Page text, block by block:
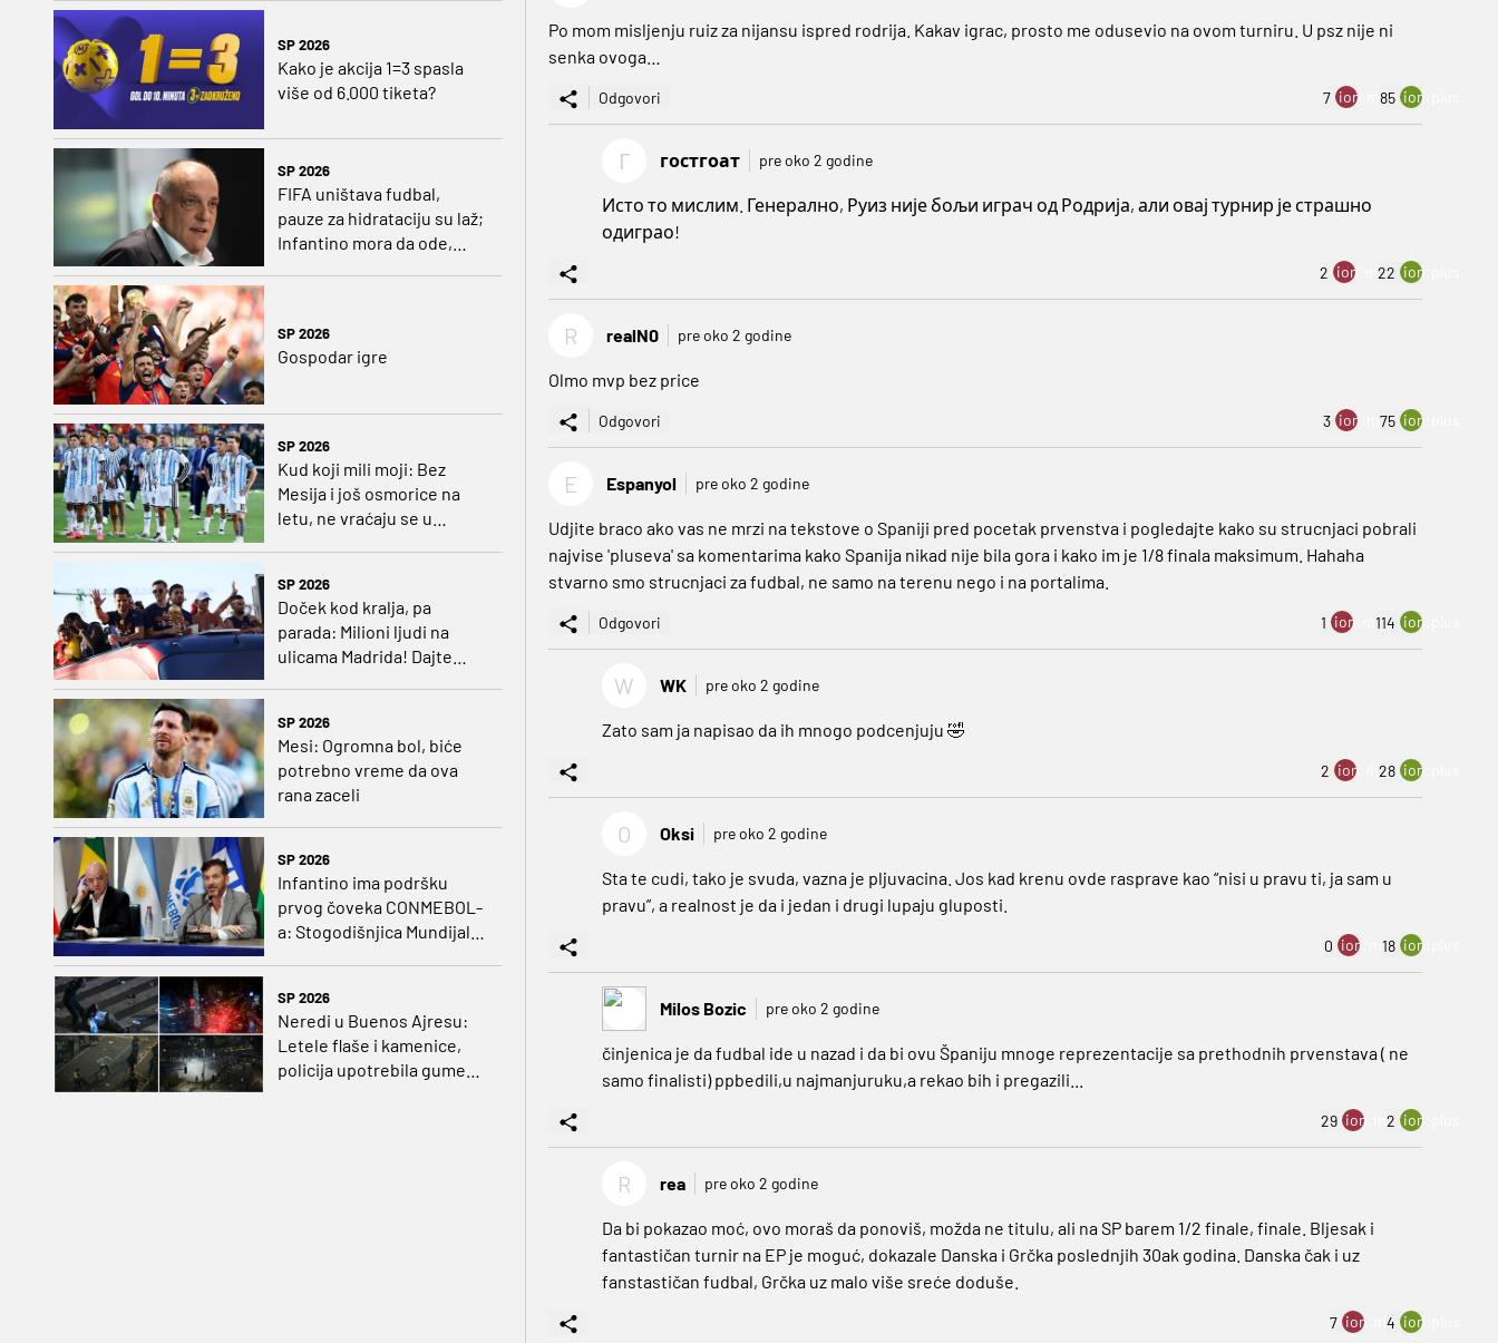
SP 2026
Kako je akcija 1=3 spasla
više od 6.000 tiketa?
SP 2026
FIFA uništava fudbal,
pauze za hidrataciju su laž;
Infantino mora da ode,
SP 2026
Gospodar igre
SP 2026
Kud koji mili moji: Bez
Mesija i još osmorice na
letu, ne vraćaju se u
SP 2026
Doček kod kralja, pa
parada: Milioni ljudi na
ulicama Madrida! Dajte
SP 2026
Mesi: Ogromna bol, biće
potrebno vreme da ova
rana zaceli
SP 2026
Infantino ima podršku
prvog čoveka CONMEBOL-
a: Stogodišnjica Mundijala
SP 2026
Neredi u Buenos Ajresu:
Letele flaše i kamenice,
policija upotrebila gumene
Po mom misljenju ruiz za nijansu ispred rodrija. Kakav igrac, prosto me odusevio na ovom turniru. U psz nije ni
senka ovoga…
Odgovori 7 ion:minus
85 ion:plus
Г гостгоат pre oko 2 godine
Исто то мислим. Генерално, Руиз није бољи играч од Родрија, али овај турнир је страшно
одиграо!
2 ion:minus
22 ion:plus
R realN0 pre oko 2 godine
Olmo mvp bez price
Odgovori 3 ion:minus
75 ion:plus
E Espanyol pre oko 2 godine
Udjite braco ako vas ne mrzi na tekstove o Spaniji pred pocetak prvenstva i pogledajte kako su strucnjaci pobrali
najvise 'pluseva' sa komentarima kako Spanija nikad nije bila gora i kako im je 1/8 finala maksimum. Hahaha
stvarno smo strucnjaci za fudbal, ne samo na terenu nego i na portalima.
Odgovori 1 ion:minus
114 ion:plus
W WK pre oko 2 godine
Zato sam ja napisao da ih mnogo podcenjuju 🤣
2 ion:minus
28 ion:plus
O Oksi pre oko 2 godine
Sta te cudi, tako je svuda, vazna je pljuvacina. Jos kad krenu ovde rasprave kao “nisi u pravu ti, ja sam u
pravu”, a realnost je da i jedan i drugi lupaju gluposti.
0 ion:minus
18 ion:plus
Milos Bozic pre oko 2 godine
činjenica je da fudbal ide u nazad i da bi ovu Španiju mnoge reprezentacije sa prethodnih prvenstava ( ne
samo finalisti) ppbedili,u najmanjuruku,a rekao bih i pregazili...
29 ion:minus
2 ion:plus
R rea pre oko 2 godine
Da bi pokazao moć, ovo moraš da ponoviš, možda ne titulu, ali na SP barem 1/2 finale, finale. Bljesak i
fantastičan turnir na EP je moguć, dokazale Danska i Grčka poslednjih 30ak godina. Danska čak i uz
fanstastičan fudbal, Grčka uz malo više sreće doduše.
7 ion:minus
4 ion:plus